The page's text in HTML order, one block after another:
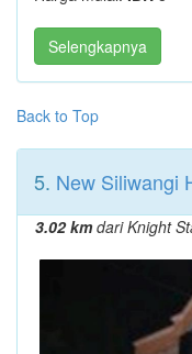
Selengkapnya
Back to Top
5. New Siliwangi
3.02 kmdari Knight